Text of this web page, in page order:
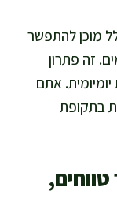
מוכן להתפשר
זה פתרון
אתם
בתקופת